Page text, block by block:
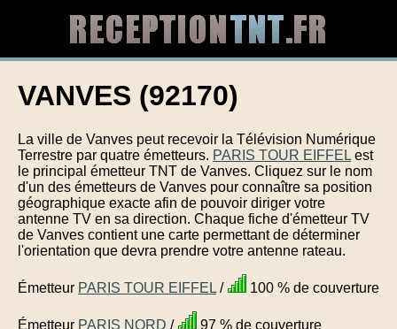
VANVES (92170)
La ville de Vanves peut recevoir la Télévision Numérique
Terrestre par quatre émetteurs. PARIS TOUR EIFFEL est
le principal émetteur TNT de Vanves. Cliquez sur le nom
d'un des émetteurs de Vanves pour connaître sa position
géographique exacte afin de pouvoir diriger votre
antenne TV en sa direction. Chaque fiche d'émetteur TV
de Vanves contient une carte permettant de déterminer
l'orientation que devra prendre votre antenne rateau.
Émetteur PARIS TOUR EIFFEL / 100 % de couverture
Émetteur PARIS NORD / 97 % de couverture